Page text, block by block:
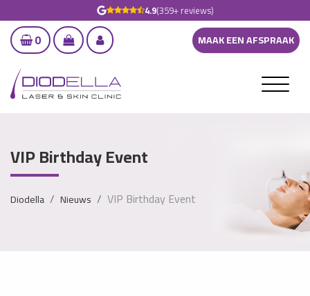
4.9(359+ reviews)
0 MAAK EEN AFSPRAAK
VIP Birthday Event
Diodella Nieuws VIP Birthday Event